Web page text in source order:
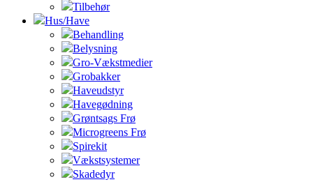
Tilbehør
Hus/Have
Behandling
Belysning
Gro-Vækstmedier
Grobakker
Haveudstyr
Havegødning
Grøntsags Frø
Microgreens Frø
Spirekit
Vækstsystemer
Skadedyr